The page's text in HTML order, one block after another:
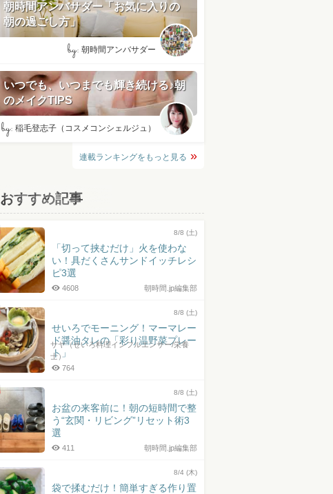
朝時間アンバサダー「お気に入りの
朝の過ごし方」
by: 朝時間アンバサダー
いつでも、いつまでも輝き続ける♪朝
のメイクTIPS
by: 稲毛登志子（コスメコンシェルジュ）
連載ランキングをもっと見る
おすすめ記事
8/8 (土)
「切って挟むだけ」火を使わな
い！具だくさんサンドイッチレシ
ピ3選
朝時間.jp編集部
4608
8/8 (土)
せいろでモーニング！マーマレー
ド醤油タレの「彩り温野菜プレー
ト」
サヤ（せいろ料理インフルエンサー/栄養
士）
764
8/8 (土)
お盆の来客前に！朝の短時間で整
う“玄関・リビング”リセット術3
選
朝時間.jp編集部
411
8/4 (木)
袋で揉むだけ！簡単すぎる作り置